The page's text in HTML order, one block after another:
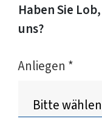
Haben Sie
uns?
Anliegen *